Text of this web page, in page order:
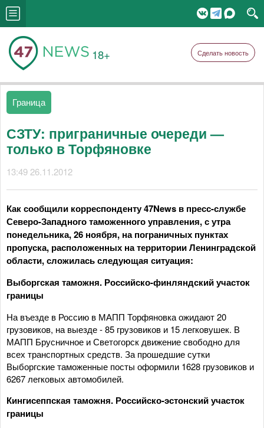
18+ Сделать новость
Граница
СЗТУ: приграничные очереди —
только в Торфяновке
13:49 26.11.2012
Как сообщили корреспонденту 47News в пресс-службе
Северо-Западного таможенного управления, с утра
понедельника, 26 ноября, на пограничных пунктах
пропуска, расположенных на территории Ленинградской
области, сложилась следующая ситуация:
Выборгская таможня. Российско-финляндский участок
границы
На въезде в Россию в МАПП Торфяновка ожидают 20
грузовиков, на выезде - 85 грузовиков и 15 легковушек. В
МАПП Брусничное и Светогорск движение свободно для
всех транспортных средств. За прошедшие сутки
Выборгские таможенные посты оформили 1628 грузовиков и
6267 легковых автомобилей.
Кингисеппская таможня. Российско-эстонский участок
границы